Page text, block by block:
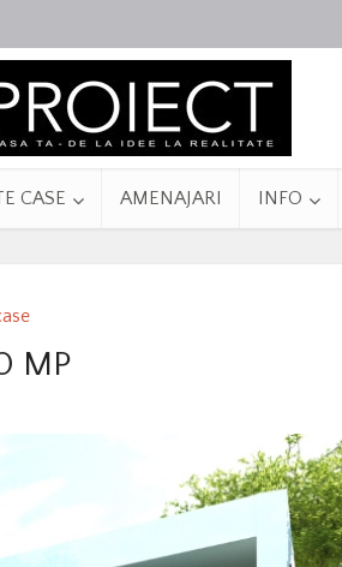
CASE AMENAJARI INFO
MP